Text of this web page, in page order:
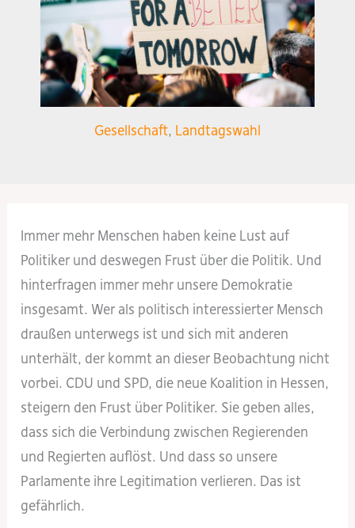
Gesellschaft, Landtagswahl
Immer mehr Menschen haben keine Lust auf
Politiker und deswegen Frust über die Politik. Und
hinterfragen immer mehr unsere Demokratie
insgesamt. Wer als politisch interessierter Mensch
draußen unterwegs ist und sich mit anderen
unterhält, der kommt an dieser Beobachtung nicht
vorbei. CDU und SPD, die neue Koalition in Hessen,
steigern den Frust über Politiker. Sie geben alles,
dass sich die Verbindung zwischen Regierenden
und Regierten auflöst. Und dass so unsere
Parlamente ihre Legitimation verlieren. Das ist
gefährlich.